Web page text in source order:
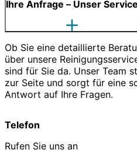
Ihre Anfrage – Unser Service
Ob Sie eine detaillierte
über unsere
sind für Sie da. Unser Team
zur Seite und sorgt für eine
Antwort auf Ihre Fragen.
Telefon
Rufen Sie uns an